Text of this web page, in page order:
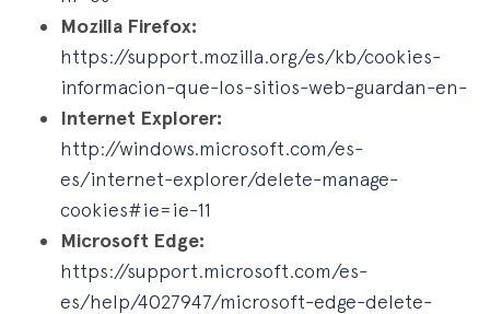
Mozilla Firefox:
https://support.mozilla.org/es/kb/cookies-
informacion-que-los-sitios-web-guardan-en-
Internet Explorer:
http://windows.microsoft.com/es-
es/internet-explorer/delete-manage-
cookies#ie=ie-11
Microsoft Edge:
https://support.microsoft.com/es-
es/help/4027947/microsoft-edge-delete-